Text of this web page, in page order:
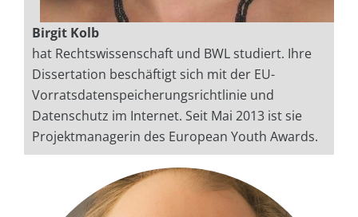
Birgit Kolb
hat Rechtswissenschaft und BWL studiert. Ihre
Dissertation beschäftigt sich mit der EU-
Vorratsdatenspeicherungsrichtlinie und
Datenschutz im Internet. Seit Mai 2013 ist sie
Projektmanagerin des European Youth Awards.